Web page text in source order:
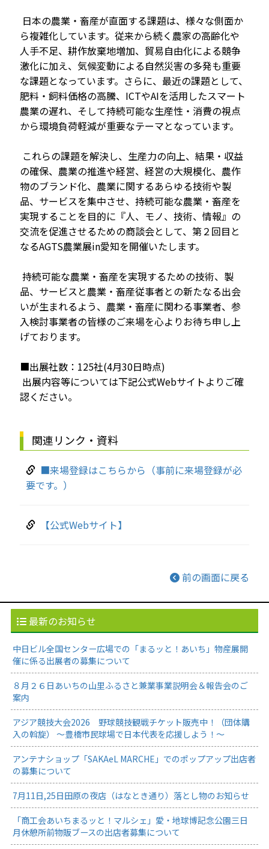
日本の農業・畜産が直面する課題は、様々な側面か
ら複雑化しています。従来から続く農家の高齢化や
人手不足、耕作放棄地増加、貿易自由化による競争
激化に加え、気候変動による自然災害の多発も重要
な課題となっています。さらに、最近の課題として、
肥料・飼料価格の高騰、ICTやAIを活用したスマート
農業の遅れ、そして持続可能な生産性・消費の視点
から環境負荷軽減が重要なテーマとなっています。
これらの課題を解決し、生産力の向上、結果・収益
の確保、農業の推進や経営、経営の大規模化、農作
物のブランド化、農業に関するあらゆる技術や製
品、サービスを集中させ、持続可能な農業・畜産を
実現することを目的に『人、モノ、技術、情報』の
交流を促進させるための商談会として、第２回目と
なるAGTS農業展in愛知を開催いたします。
持続可能な農業・畜産を実現するための技術、製
品、サービスと農業・畜産従事者との新たなる出会
いが生まれるよう、農業・畜産に関わる事業者、参
入検討事業者の皆様のご来場を心よりお待ち申し上
げております。
■出展社数：125社(4月30日時点)
出展内容等については下記公式Webサイトよりご確
認ください。
関連リンク・資料
■来場登録はこちらから（事前に来場登録が必
要です。）
【公式Webサイト】
前の画面に戻る
最新のお知らせ
中日ビル全国センター広場での「まるッと！あいち」物産展開
催に係る出展者の募集について
８月２６日あいちの山里ふるさと兼業事業説明会＆報告会のご
案内
アジア競技大会2026 野球競技観戦チケット販売中！（団体購
入の斡旋） ～豊橋市民球場で日本代表を応援しよう！～
アンテナショップ「SAKAeL MARCHE」でのポップアップ出店者
の募集について
7月11日,25日田原の夜店（はなとき通り）落とし物のお知らせ
「商工会あいちまるッと！マルシェ」愛・地球博記念公園三日
月休憩所前物販ブースの出店者募集について